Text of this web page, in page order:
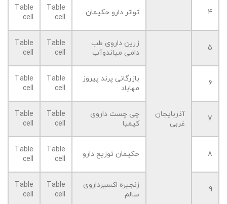
4 تواتر دارو حکیمان
Table
cell
Table
cell
5
آذربایجان
غربی
زرین داروی طب
دامی میاندوآب
Table
cell
Table
cell
6
بازرگانی پرند پیروز
مهاباد
Table
cell
Table
cell
7
چی چست داروی
کیمیا
Table
cell
Table
cell
8 حکیمان توزیع دارو
Table
cell
Table
cell
9
زنجیره اکسیرداروی
سالم
Table
cell
Table
cell